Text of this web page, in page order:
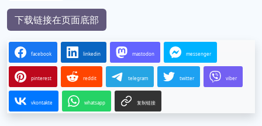
下载链接在页面底部
facebook linkedin mastodon messenger
pinterest reddit telegram twitter viber
vkontakte whatsapp 复制链接